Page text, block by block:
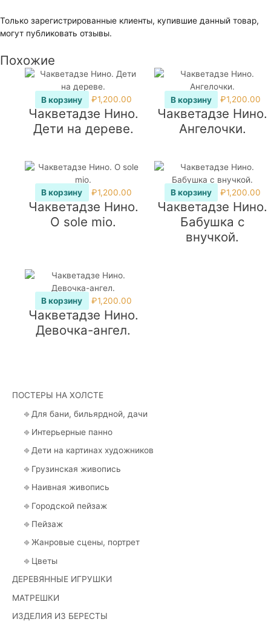
ПОСТЕРЫ НА ХОЛСТЕ
⎆ Для бани, бильярдной, дачи
⎆ Интерьерные панно
⎆ Дети на картинах художников
⎆ Грузинская живопись
⎆ Наивная живопись
⎆ Городской пейзаж
⎆ Пейзаж
⎆ Жанровые сцены, портрет
⎆ Цветы
ДЕРЕВЯННЫЕ ИГРУШКИ
МАТРЕШКИ
ИЗДЕЛИЯ ИЗ БЕРЕСТЫ
Только зарегистрированные клиенты, купившие данный товар,
могут публиковать отзывы.
Похожие
В корзину ₽1,200.00
Чакветадзе Нино.
Дети на дереве.
В корзину ₽1,200.00
Чакветадзе Нино.
Ангелочки.
В корзину ₽1,200.00
Чакветадзе Нино.
O sole mio.
В корзину ₽1,200.00
Чакветадзе Нино.
Бабушка с
внучкой.
В корзину ₽1,200.00
Чакветадзе Нино.
Девочка-ангел.